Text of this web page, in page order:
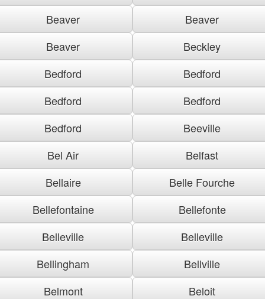
Beaver
Beaver
Beaver
Beckley
Bedford
Bedford
Bedford
Bedford
Bedford
Beeville
Bel Air
Belfast
Bellaire
Belle Fourche
Bellefontaine
Bellefonte
Belleville
Belleville
Bellingham
Bellville
Belmont
Beloit